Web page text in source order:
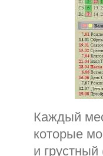
Каждый
которые
и